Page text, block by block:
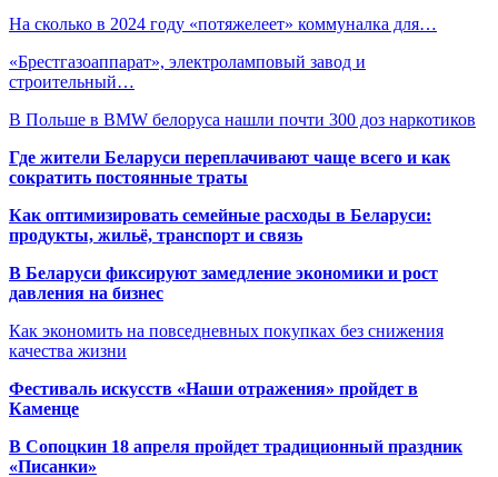
На сколько в 2024 году «потяжелеет» коммуналка для…
«Брестгазоаппарат», электроламповый завод и
строительный…
В Польше в BMW белоруса нашли почти 300 доз наркотиков
Где жители Беларуси переплачивают чаще всего и как
сократить постоянные траты
Как оптимизировать семейные расходы в Беларуси:
продукты, жильё, транспорт и связь
В Беларуси фиксируют замедление экономики и рост
давления на бизнес
Как экономить на повседневных покупках без снижения
качества жизни
Фестиваль искусств «Наши отражения» пройдет в
Каменце
В Сопоцкин 18 апреля пройдет традиционный праздник
«Писанки»